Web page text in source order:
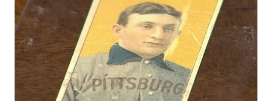
SPORT
WAHANA
UMKM
WAHANA
SELEB